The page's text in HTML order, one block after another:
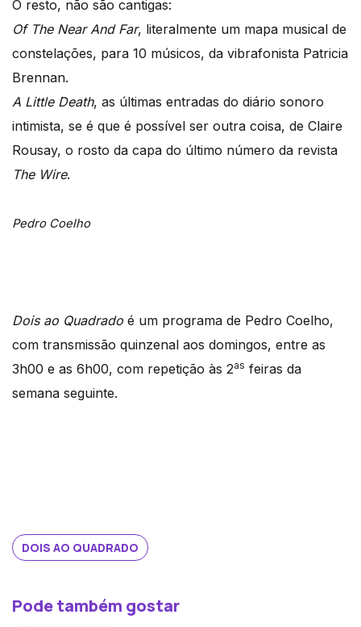
O resto, não são cantigas:
Of The Near And Far, literalmente um mapa musical de
constelações, para 10 músicos, da vibrafonista Patricia
Brennan.
A Little Death, as últimas entradas do diário sonoro
intimista, se é que é possível ser outra coisa, de Claire
Rousay, o rosto da capa do último número da revista
The Wire.
Pedro Coelho
Dois ao Quadrado é um programa de Pedro Coelho,
com transmissão quinzenal aos domingos, entre as
3h00 e as 6h00, com repetição às 2as feiras da
semana seguinte.
DOIS AO QUADRADO
Pode também gostar